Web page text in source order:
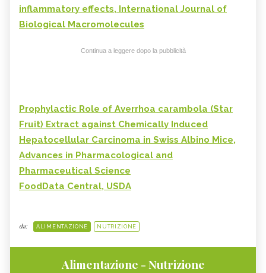
inflammatory effects, International Journal of
Biological Macromolecules
Continua a leggere dopo la pubblicità
Prophylactic Role of Averrhoa carambola (Star
Fruit) Extract against Chemically Induced
Hepatocellular Carcinoma in Swiss Albino Mice,
Advances in Pharmacological and
Pharmaceutical Science
FoodData Central, USDA
da: ALIMENTAZIONE NUTRIZIONE
Alimentazione - Nutrizione